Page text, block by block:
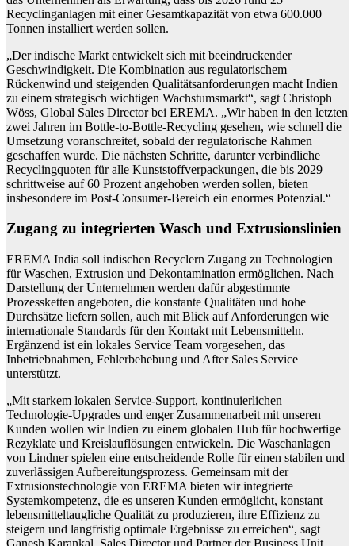
Recyclinganlagen mit einer Gesamtkapazität von etwa 600.000
Tonnen installiert werden sollen.
„Der indische Markt entwickelt sich mit beeindruckender
Geschwindigkeit. Die Kombination aus regulatorischem
Rückenwind und steigenden Qualitätsanforderungen macht Indien
zu einem strategisch wichtigen Wachstumsmarkt“, sagt Christoph
Wöss, Global Sales Director bei EREMA. „Wir haben in den letzten
zwei Jahren im Bottle-to-Bottle-Recycling gesehen, wie schnell die
Umsetzung voranschreitet, sobald der regulatorische Rahmen
geschaffen wurde. Die nächsten Schritte, darunter verbindliche
Recyclingquoten für alle Kunststoffverpackungen, die bis 2029
schrittweise auf 60 Prozent angehoben werden sollen, bieten
insbesondere im Post-Consumer-Bereich ein enormes Potenzial.“
Zugang zu integrierten Wasch und Extrusionslinien
EREMA India soll indischen Recyclern Zugang zu Technologien
für Waschen, Extrusion und Dekontamination ermöglichen. Nach
Darstellung der Unternehmen werden dafür abgestimmte
Prozessketten angeboten, die konstante Qualitäten und hohe
Durchsätze liefern sollen, auch mit Blick auf Anforderungen wie
internationale Standards für den Kontakt mit Lebensmitteln.
Ergänzend ist ein lokales Service Team vorgesehen, das
Inbetriebnahmen, Fehlerbehebung und After Sales Service
unterstützt.
„Mit starkem lokalen Service-Support, kontinuierlichen
Technologie-Upgrades und enger Zusammenarbeit mit unseren
Kunden wollen wir Indien zu einem globalen Hub für hochwertige
Rezyklate und Kreislauflösungen entwickeln. Die Waschanlagen
von Lindner spielen eine entscheidende Rolle für einen stabilen und
zuverlässigen Aufbereitungsprozess. Gemeinsam mit der
Extrusionstechnologie von EREMA bieten wir integrierte
Systemkompetenz, die es unseren Kunden ermöglicht, konstant
lebensmitteltaugliche Qualität zu produzieren, ihre Effizienz zu
steigern und langfristig optimale Ergebnisse zu erreichen“, sagt